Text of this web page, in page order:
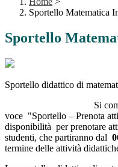
Sportello Matematica
Sportello
Sportello didattico di
Si comunica che
voce "Sportello – Prenota
disponibilità per prenotare
studenti, che partiranno dal
termine delle attività